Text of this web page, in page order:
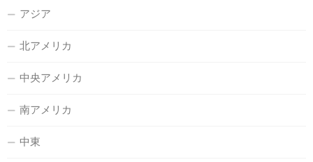
アジア
北アメリカ
中央アメリカ
南アメリカ
中東